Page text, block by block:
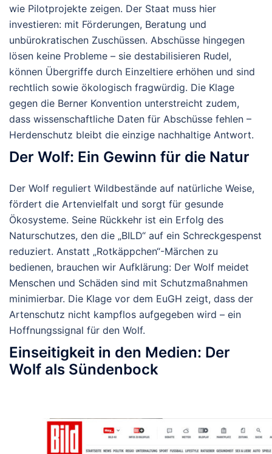
wie Pilotprojekte zeigen. Der Staat muss hier
investieren: mit Förderungen, Beratung und
unbürokratischen Zuschüssen. Abschüsse hingegen
lösen keine Probleme – sie destabilisieren Rudel,
können Übergriffe durch Einzeltiere erhöhen und sind
rechtlich sowie ökologisch fragwürdig. Die Klage
gegen die Berner Konvention unterstreicht zudem,
dass wissenschaftliche Daten für Abschüsse fehlen –
Herdenschutz bleibt die einzige nachhaltige Antwort.
Der Wolf: Ein Gewinn für die Natur
Der Wolf reguliert Wildbestände auf natürliche Weise,
fördert die Artenvielfalt und sorgt für gesunde
Ökosysteme. Seine Rückkehr ist ein Erfolg des
Naturschutzes, den die „BILD“ auf ein Schreckgespenst
reduziert. Anstatt „Rotkäppchen“-Märchen zu
bedienen, brauchen wir Aufklärung: Der Wolf meidet
Menschen und Schäden sind mit Schutzmaßnahmen
minimierbar. Die Klage vor dem EuGH zeigt, dass der
Artenschutz nicht kampflos aufgegeben wird – ein
Hoffnungssignal für den Wolf.
Einseitigkeit in den Medien: Der
Wolf als Sündenbock